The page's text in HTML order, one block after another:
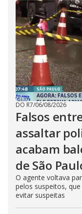
DO R7/06/08/2026
Falsos
assaltar
acabam
de São
O agente voltava
pelos suspeitos,
evitar suspeitas